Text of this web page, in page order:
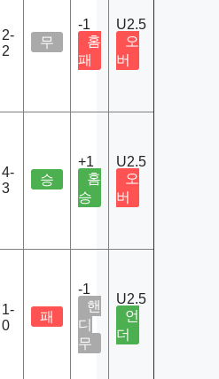
2-
2
무
-1
홈
패
U2.5
오
버
4-
3
승
+1
홈
승
U2.5
오
버
1-
0
패
-1
핸
디
무
U2.5
언
더